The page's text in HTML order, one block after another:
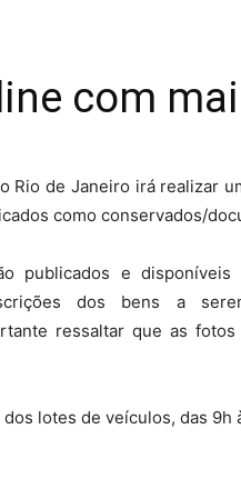
com
Rio de Janeiro irá
como conservados/
publicados e disponíveis
dos bens a
ressaltar que as
lotes de veículos, das